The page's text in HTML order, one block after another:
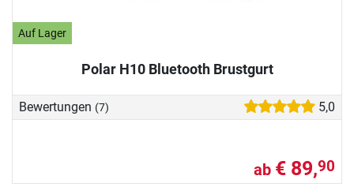
Auf Lager
Polar H10 Bluetooth Brustgurt
Bewertungen (7) 5,0
ab € 89,90